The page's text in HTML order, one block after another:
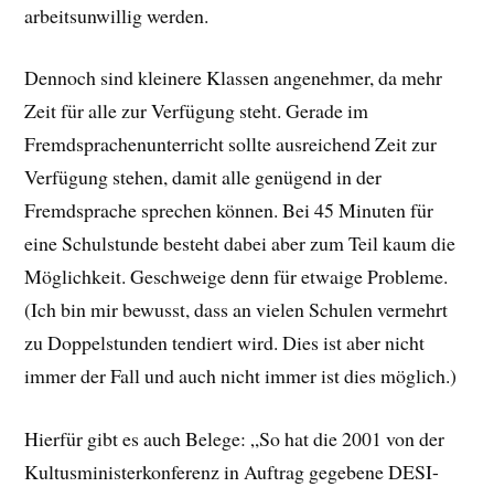
arbeitsunwillig werden.
Dennoch sind kleinere Klassen angenehmer, da mehr
Zeit für alle zur Verfügung steht. Gerade im
Fremdsprachenunterricht sollte ausreichend Zeit zur
Verfügung stehen, damit alle genügend in der
Fremdsprache sprechen können. Bei 45 Minuten für
eine Schulstunde besteht dabei aber zum Teil kaum die
Möglichkeit. Geschweige denn für etwaige Probleme.
(Ich bin mir bewusst, dass an vielen Schulen vermehrt
zu Doppelstunden tendiert wird. Dies ist aber nicht
immer der Fall und auch nicht immer ist dies möglich.)
Hierfür gibt es auch Belege: „So hat die 2001 von der
Kultusministerkonferenz in Auftrag gegebene DESI-